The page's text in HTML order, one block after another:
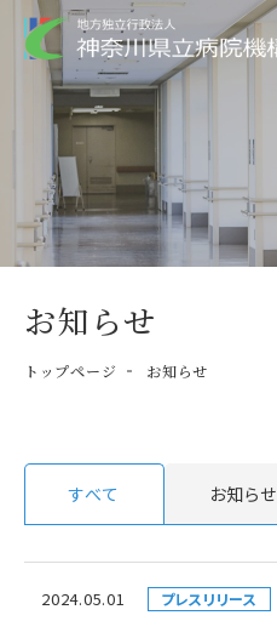
お知らせ
トップページ お知らせ
すべて お知らせ
2024.05.01 プレスリリース